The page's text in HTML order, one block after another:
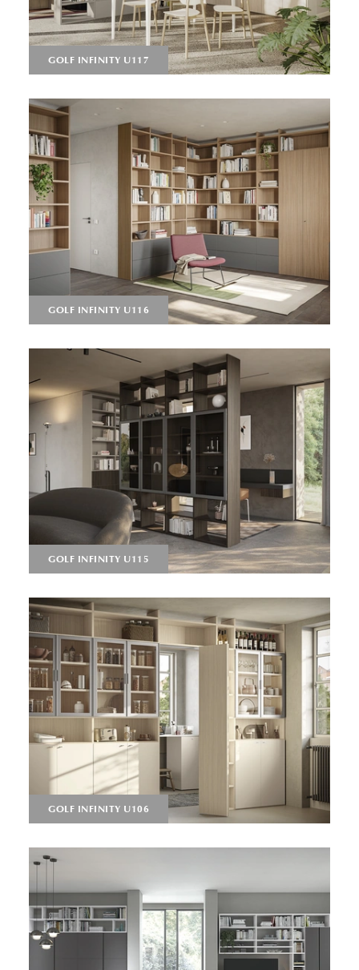
GOLF INFINITY U117
GOLF INFINITY U116
GOLF INFINITY U115
GOLF INFINITY U106